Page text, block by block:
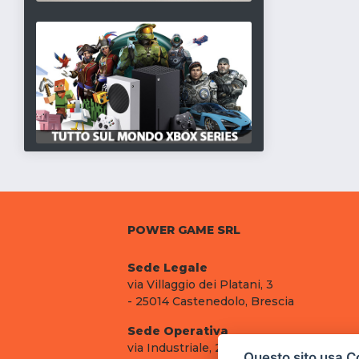
POWER GAME SRL
Sede Legale
via Villaggio dei Platani, 3
- 25014 Castenedolo, Brescia
Sede Operativa
via Industriale, 2 - 25082 Botticino, BS